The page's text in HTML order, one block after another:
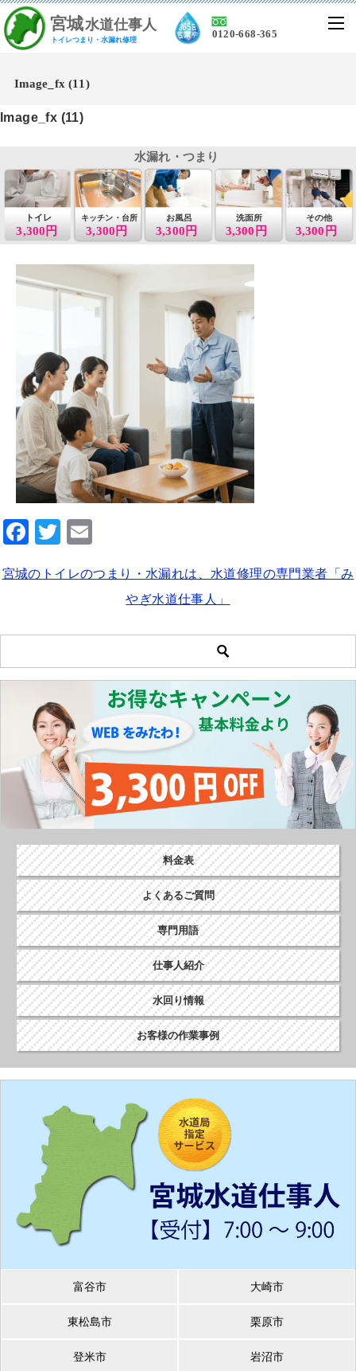
宮城水道仕事人
トイレつまり・水漏れ修理
0120-668-365
Image_fx (11)
Image_fx (11)
3,300円
トイレ
3,300円
キッチン・台所 お風呂
3,300円
洗面所
3,300円
その他
3,300円
水漏れ・つまり
F
c
b
o
o
k
T
tt ai
宮城のトイレのつまり・水漏れは、水道修理の専門業者「み
やぎ水道仕事人」
料金表
よくあるご質問
専門用語
仕事人紹介
水回り情報
お客様の作業事例
富谷市 大崎市
東松島市 栗原市
登米市 岩沼市